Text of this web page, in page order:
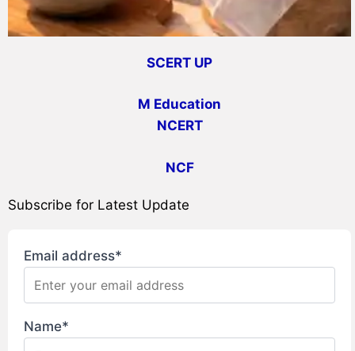
SCERT UP
M Education
NCERT
NCF
Subscribe for Latest Update
Email address*
Name*